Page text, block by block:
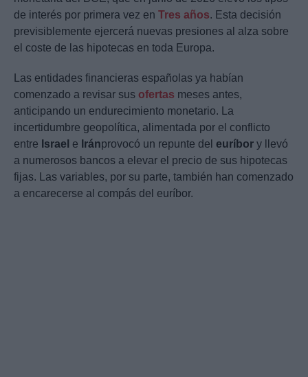
de interés por primera vez en Tres años. Esta decisión
previsiblemente ejercerá nuevas presiones al alza sobre
el coste de las hipotecas en toda Europa.
Las entidades financieras españolas ya habían
comenzado a revisar sus ofertas meses antes,
anticipando un endurecimiento monetario. La
incertidumbre geopolítica, alimentada por el conflicto
entre Israel e Iránprovocó un repunte del euríbor y llevó
a numerosos bancos a elevar el precio de sus hipotecas
fijas. Las variables, por su parte, también han comenzado
a encarecerse al compás del euríbor.